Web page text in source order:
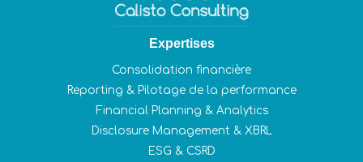
Expertises
Consolidation financière
Reporting & Pilotage de la performance
Financial Planning & Analytics
Disclosure Management & XBRL
ESG & CSRD